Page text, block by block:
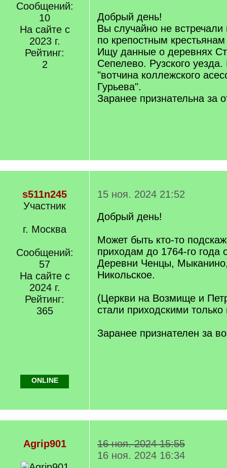
Сообщений:
10
На сайте с
2023 г.
Рейтинг:
2
Добрый день!
Вы случайно не
по крепостным крестьянам
Ищу данные о деревнях
Сепелево. Рузского уезда.
"вотчина коллежского
Гурьева".
Заранее признательна за
s511n245
Участник
г. Москва
Сообщений:
57
На сайте с
2024 г.
Рейтинг:
365
15 ноя. 2024 21:52
Добрый день!
Может быть кто-то
приходам до 1764-го года
Деревни Ченцы,
Никольское.
(Церкви на Возмище и
стали приходскими
Заранее признателен за
ONLINE
Agrip901
16 ноя. 2024 15:55
16 ноя. 2024 16:34